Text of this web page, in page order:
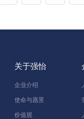
关于强怡
企业介绍
使命与愿景
价值观